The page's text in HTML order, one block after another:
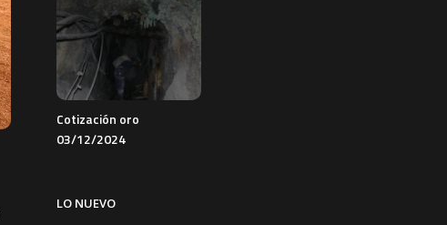
Cotización oro
03/12/2024
LO NUEVO